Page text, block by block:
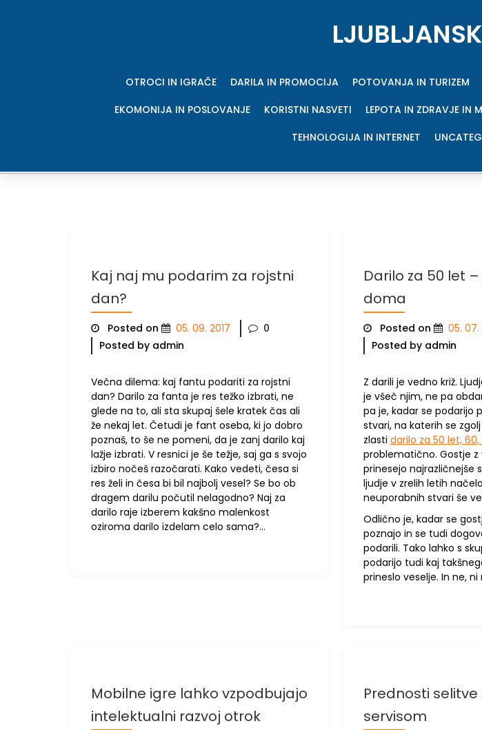
OTROCI IN IGRAČE DARILA IN PROMOCIJA POTOVANJA IN TURIZEM
EKOMONIJA IN POSLOVANJE
KORISTNI NASVETI LEPOTA IN ZDRAVJE IN
TEHNOLOGIJA IN INTERNET
Kaj naj mu podarim za rojstni
dan?
Posted on 05. 09. 2017
0
Posted by admin
Večna dilema: kaj fantu podariti za rojstni
dan? Darilo za fanta je res težko izbrati, ne
glede na to, ali sta skupaj šele kratek čas ali
že nekaj let. Četudi je fant oseba, ki jo dobro
poznaš, to še ne pomeni, da je zanj darilo kaj
lažje izbrati. V resnici je še težje, saj ga s svojo
izbiro nočeš razočarati. Kako vedeti, česa si
res želi in česa bi bil najbolj vesel? Se bo ob
dragem darilu počutil nelagodno? Naj za
darilo raje izberem kakšno malenkost
oziroma darilo izdelam celo sama?…
Darilo za 50 let
doma
Posted on 05. 07.
Posted by admin
Z darili je vedno križ.
je všeč njim, ne pa
pa je, kadar se podarijo
stvari, na katerih se
zlastidarilo za 50 let, 60,
problematično. Gostje
prinesejo najrazličnejše
ljudje v zrelih letih
neuporabnih stvari še
Odlično je, kadar se
poznajo in se tudi
podarili. Tako lahko s
podarijo tudi kaj
prineslo veselje. In ne, ni
Mobilne igre lahko vzpodbujajo
intelektualni razvoj otrok
Prednosti
servisom